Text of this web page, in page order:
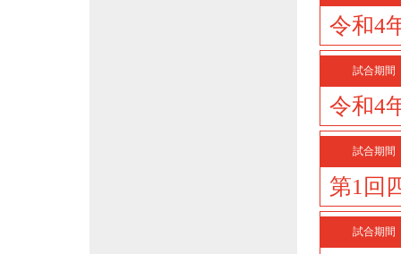
令和4
試合期間
令和4
試合期間
第1回
試合期間